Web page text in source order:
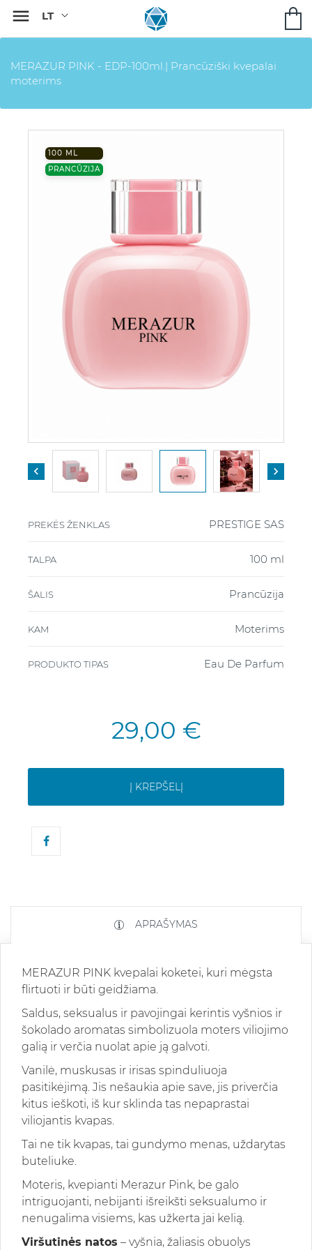

MERAZUR PINK - EDP-100ml.| Prancūziški kvepalai
moterims
100 ML
PRANCŪZIJA
 
PREKĖS ŽENKLAS PRESTIGE SAS
TALPA 100 ml
ŠALIS Prancūzija
KAM Moterims
PRODUKTO TIPAS Eau De Parfum
29,00 €
Į KREPŠELĮ
APRAŠYMAS
MERAZUR PINK kvepalai koketei, kuri mėgsta
flirtuoti ir būti geidžiama.
Saldus, seksualus ir pavojingai kerintis vyšnios ir
šokolado aromatas simbolizuola moters viliojimo
galią ir verčia nuolat apie ją galvoti.
Vanilė, muskusas ir irisas spinduliuoja
pasitikėjimą. Jis nešaukia apie save, jis priverčia
kitus ieškoti, iš kur sklinda tas nepaprastai
viliojantis kvapas.
Tai ne tik kvapas, tai gundymo menas, uždarytas
buteliuke.
Moteris, kvepianti Merazur Pink, be galo
intriguojanti, nebijanti išreikšti seksualumo ir
nenugalima visiems, kas užkerta jai kelią.
Viršutinės natos – vyšnia, žaliasis obuolys